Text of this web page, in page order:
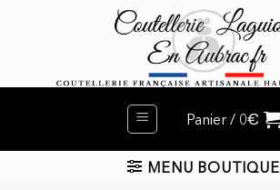
Panier / 0€
MENU BOUTIQUE